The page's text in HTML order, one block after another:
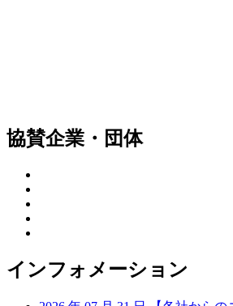
協賛企業・団体
インフォメーション